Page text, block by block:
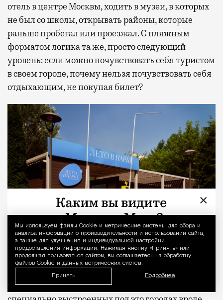
Уведомление
Мы используем файлы Сookie и метрические системы для сбора и
анализа информации о производительности и использовании сайта,
а также для улучшения и индивидуальной настройки
предоставления информации. Нажимая кнопку «Принять» или
продолжая пользоваться сайтом, вы соглашаетесь на обработку
файлов Cookie и данных метрических систем.
Принять Подробнее
отель в центре Москвы, ходить в музеи, в которых
не был со школы, открывать районы, которые
раньше пробегал или проезжал. С пляжным
форматом логика та же, просто следующий
уровень: если можно почувствовать себя туристом
в своем городе, почему нельзя почувствовать себя
отдыхающим, не покупая билет?
Знаменитый урбанист Григорий Ревзинобъяснял
этот сдвиг так: индустриальный город когда-то
был устроен просто: работа здесь, отдых там, в
×